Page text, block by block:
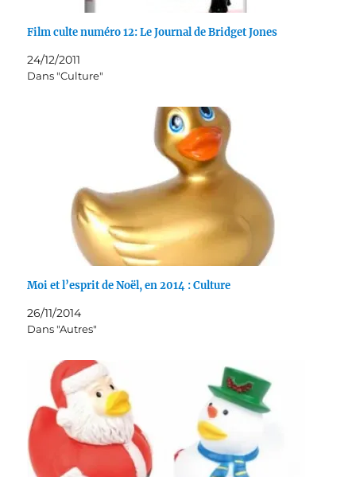
Film culte numéro 12: Le Journal de Bridget Jones
24/12/2011
Dans "Culture"
Moi et l’esprit de Noël, en 2014 : Culture
26/11/2014
Dans "Autres"